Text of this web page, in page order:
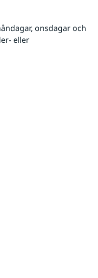
onsdagar och
eller